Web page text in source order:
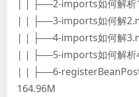
| | ├──2-imports如何解析
| | ├──3-imports如何解
| | ├──4-imports如何解
| | ├──5-imports如何解析
| | ├──6-
164.96M